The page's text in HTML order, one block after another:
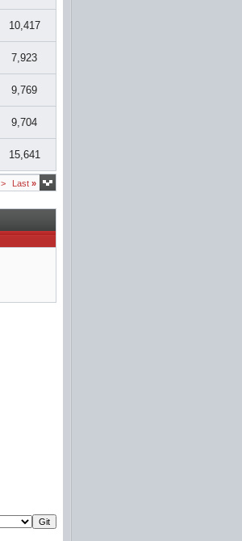
10,417
7,923
9,769
9,704
15,641
> Last »